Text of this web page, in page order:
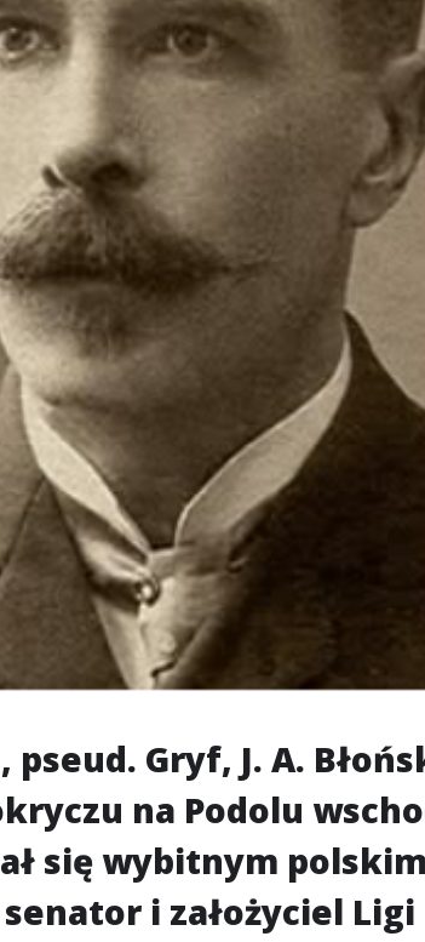
Gryf, J. A.
na Podolu
się wybitnym
i założyciel